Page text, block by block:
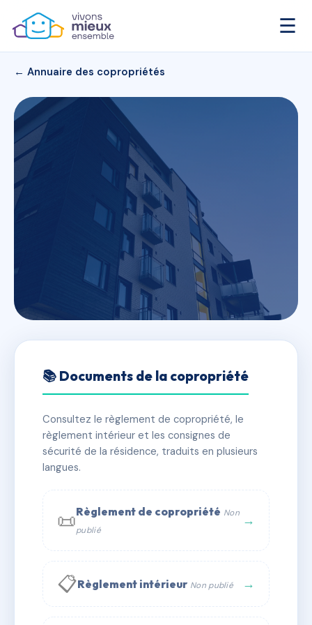
☰
← Annuaire des copropriétés
RESIDENCE BEAU SITE
13009 Marseille
✓ Immatriculée 🏠 79 lots 🏗 1 bâtiment(s)
✉ Email
📚 Documents de la copropriété
Consultez le règlement de copropriété, le
règlement intérieur et les consignes de
sécurité de la résidence, traduits en plusieurs
langues.
📜Règlement de copropriété Non
publié
→
📋Règlement intérieur Non publié →